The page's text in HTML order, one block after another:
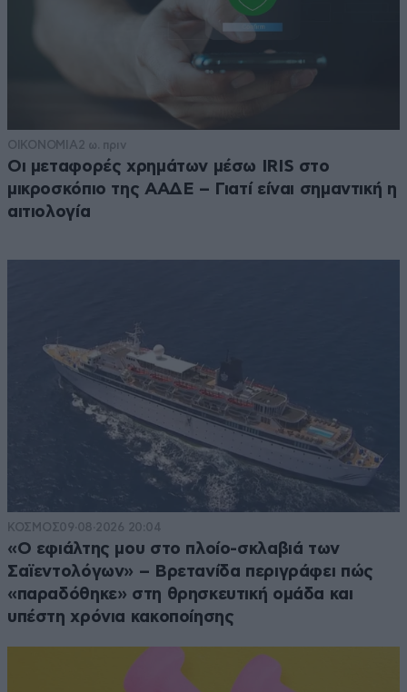
ΟΙΚΟΝΟΜΙΑ 2 ω. πριν
Οι μεταφορές χρημάτων μέσω IRIS στο
μικροσκόπιο της ΑΑΔΕ – Γιατί είναι σημαντική η
αιτιολογία
ΚΟΣΜΟΣ09·08·2026 20:04
«Ο εφιάλτης μου στο πλοίο-σκλαβιά των
Σαϊεντολόγων» – Βρετανίδα περιγράφει πώς
«παραδόθηκε» στη θρησκευτική ομάδα και
υπέστη χρόνια κακοποίησης